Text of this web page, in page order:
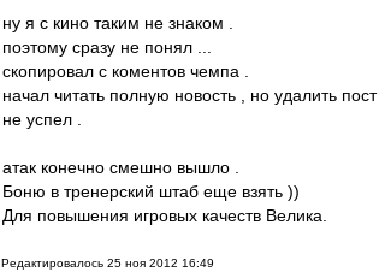
ну я с кино таким не знаком .
поэтому сразу не понял ...
скопировал с коментов чемпа .
начал читать полную новость , но удалить пост
не успел .
атак конечно смешно вышло .
Боню в тренерский штаб еще взять ))
Для повышения игровых качеств Велика.
Редактировалось 25 ноя 2012 16:49